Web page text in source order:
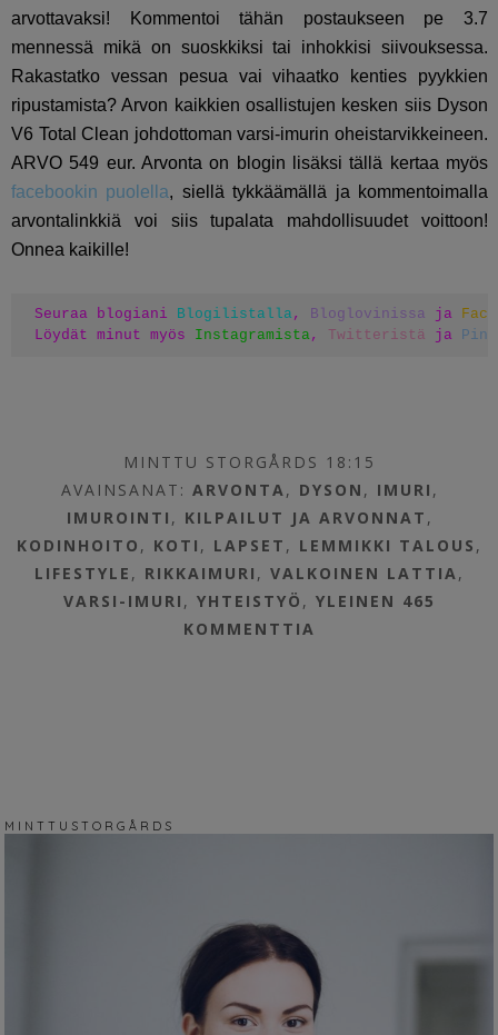
arvottavaksi! Kommentoi tähän postaukseen pe 3.7
mennessä mikä on suoskkiksi tai inhokkisi siivouksessa.
Rakastatko vessan pesua vai vihaatko kenties pyykkien
ripustamista? Arvon kaikkien osallistujen kesken siis Dyson
V6 Total Clean johdottoman varsi-imurin oheistarvikkeineen.
ARVO 549 eur. Arvonta on blogin lisäksi tällä kertaa myös
facebookin puolella, siellä tykkäämällä ja kommentoimalla
arvontalinkkiä voi siis tupalata mahdollisuudet voittoon!
Onnea kaikille!
Seuraa blogiani Blogilistalla, Bloglovinissa ja
Löydät minut myös Instagramista, Twitteristä ja
MINTTU STORGÅRDS 18:15
AVAINSANAT: ARVONTA, DYSON , IMURI ,
IMUROINTI , KILPAILUT JA ARVONNAT ,
KODINHOITO , KOTI , LAPSET , LEMMIKKI TALOUS ,
LIFESTYLE , RIKKAIMURI ,VALKOINEN LATTIA,
VARSI-IMURI ,YHTEISTYÖ ,YLEINEN 465
KOMMENTTIA
M I N T T U S T O R G Å R D S